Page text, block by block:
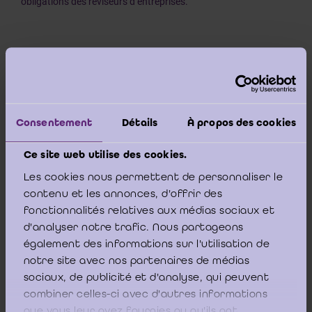
Consentement Détails À propos des cookies
Ce site web utilise des cookies.
Les cookies nous permettent de personnaliser le
contenu et les annonces, d'offrir des
fonctionnalités relatives aux médias sociaux et
d'analyser notre trafic. Nous partageons
également des informations sur l'utilisation de
notre site avec nos partenaires de médias
sociaux, de publicité et d'analyse, qui peuvent
combiner celles-ci avec d'autres informations
. Les normes de l’IRE
relatives à certains aspects liés à l’indépendance du
des rémunérations subordonnées tant pour le réseau du
Enfin l’ICCI considère qu’il pourrait y avoir atteinte à
l’indépendance d’apparence telle que décrite au paragraphe 3
des normes citées ci-dessous.